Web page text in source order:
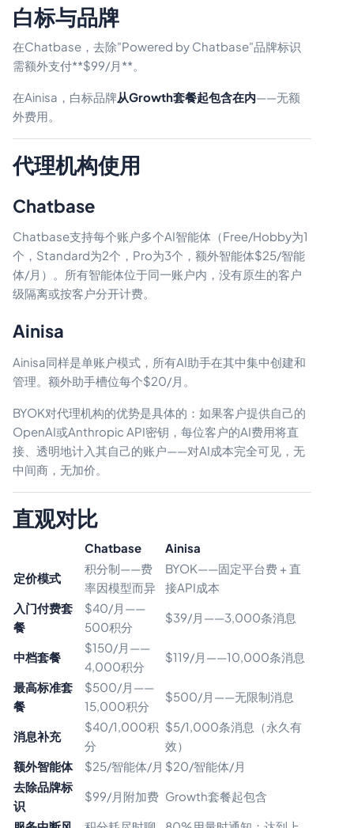
白标与品牌
在Chatbase，去除"Powered by Chatbase"品牌标识
需额外支付**$99/月**。
在Ainisa，白标品牌从Growth套餐起包含在内——无额
外费用。
代理机构使用
Chatbase
Chatbase支持每个账户多个AI智能体（Free/Hobby为1
个，Standard为2个，Pro为3个，额外智能体$25/智能
体/月）。所有智能体位于同一账户内，没有原生的客户
级隔离或按客户分开计费。
Ainisa
Ainisa同样是单账户模式，所有AI助手在其中集中创建和
管理。额外助手槽位每个$20/月。
BYOK对代理机构的优势是具体的：如果客户提供自己的
OpenAI或Anthropic API密钥，每位客户的AI费用将直
接、透明地计入其自己的账户——对AI成本完全可见，无
中间商，无加价。
直观对比
Chatbase
Ainisa
定价模式
积分制——费
率因模型而异
BYOK——固定平台费 + 直
接API成本
入门付费套
餐
$40/月——
500积分
$39/月——3,000条消息
中档套餐
$150/月——
4,000积分
$119/月——10,000条消息
最高标准套
餐
$500/月——
15,000积分
$500/月——无限制消息
消息补充
$40/1,000积
分
$5/1,000条消息（永久有
效）
额外智能体
$25/智能体/月 $20/智能体/月
去除品牌标
识
$99/月附加费 Growth套餐起包含